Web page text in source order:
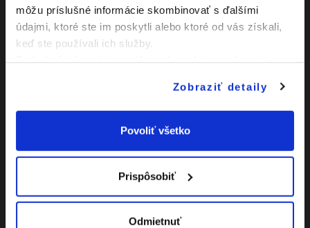
môžu príslušné informácie skombinovať s ďalšími
údajmi, ktoré ste im poskytli alebo ktoré od vás získali,
keď ste používali ich služby.
Zobraziť detaily
Povoliť všetko
Prispôsobiť
Odmietnuť
Yaroslav Korol
Striedajúci hráč: Patrik
Prekop
46:00
Kyriakos Savvidis
46:00
Samuel Štefánik